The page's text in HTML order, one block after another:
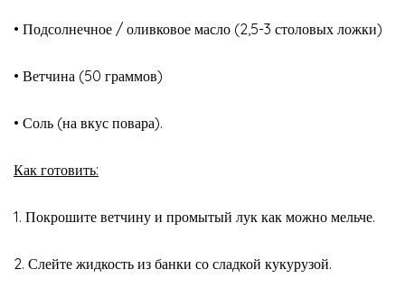
• Подсолнечное / оливковое масло (2,5-3 столовых ложки)
• Ветчина (50 граммов)
• Соль (на вкус повара).
Как готовить:
1. Покрошите ветчину и промытый лук как можно мельче.
2. Слейте жидкость из банки со сладкой кукурузой.